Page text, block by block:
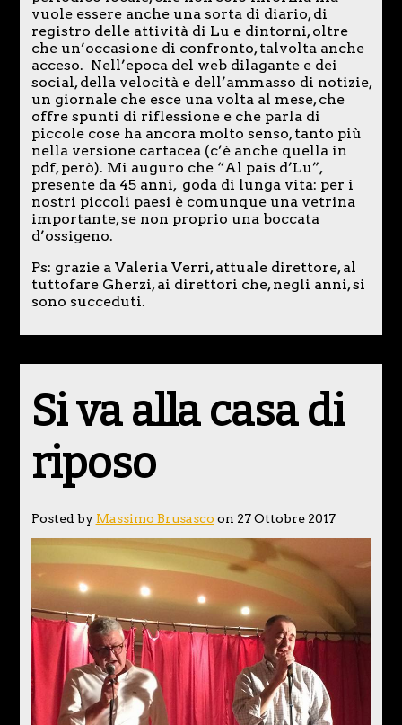
vuole essere anche una sorta di diario, di
registro delle attività di Lu e dintorni, oltre
che un’occasione di confronto, talvolta anche
acceso. Nell’epoca del web dilagante e dei
social, della velocità e dell’ammasso di notizie,
un giornale che esce una volta al mese, che
offre spunti di riflessione e che parla di
piccole cose ha ancora molto senso, tanto più
nella versione cartacea (c’è anche quella in
pdf, però). Mi auguro che “Al pais d’Lu”,
presente da 45 anni, goda di lunga vita: per i
nostri piccoli paesi è comunque una vetrina
importante, se non proprio una boccata
d’ossigeno.
Ps: grazie a Valeria Verri, attuale direttore, al
tuttofare Gherzi, ai direttori che, negli anni, si
sono succeduti.
Si va alla casa di
riposo
Posted by Massimo Brusasco on 27 Ottobre 2017